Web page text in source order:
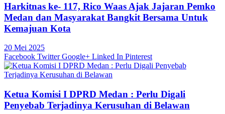
Harkitnas ke- 117, Rico Waas Ajak Jajaran Pemko
Medan dan Masyarakat Bangkit Bersama Untuk
Kemajuan Kota
20 Mei 2025
Facebook Twitter Google+ Linked In Pinterest
Ketua Komisi I DPRD Medan : Perlu Digali
Penyebab Terjadinya Kerusuhan di Belawan